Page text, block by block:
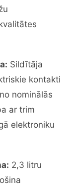
Sildītāja
kontakti
nominālās
ar trim
elektroniku
2,3 litru